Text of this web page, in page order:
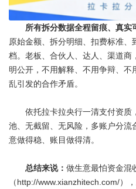
所有拆分数据全程留痕、真实
原始金额、拆分明细、扣费标准
档。老板、合伙人、达人、渠道商
明公开，不用解释、不用争辩、
乱引发的合作矛盾。
依托拉卡拉央行一清支付资质
池、无截留、无风险，多账户分流
意做得稳、账目做得清。
总结来说： 做生意最怕资金混
（http://www.xianzhitech.com/）